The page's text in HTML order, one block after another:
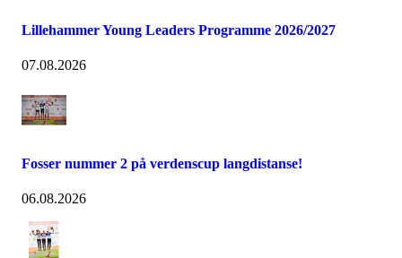
Lillehammer Young Leaders Programme 2026/2027
07.08.2026
Fosser nummer 2 på verdenscup langdistanse!
06.08.2026